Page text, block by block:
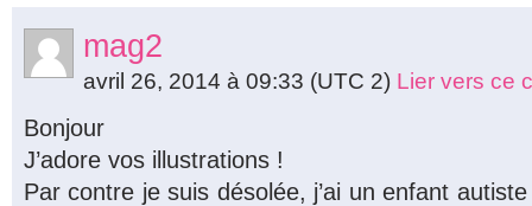
mag2
avril 26, 2014 à 09:33 (UTC 2) Lier vers ce
Bonjour
J’adore vos illustrations !
Par contre je suis désolée, j’ai un enfant